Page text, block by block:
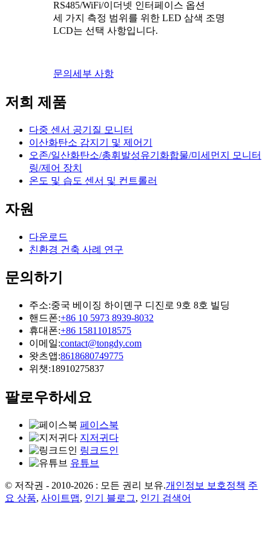
RS485/WiFi/이더넷 인터페이스 옵션
세 가지 측정 범위를 위한 LED 삼색 조명
LCD는 선택 사항입니다.
문의 세부 사항
저희 제품
다중 센서 공기질 모니터
이산화탄소 감지기 및 제어기
오존/일산화탄소/총휘발성유기화합물/미세먼지 모니터
링/제어 장치
온도 및 습도 센서 및 컨트롤러
자원
다운로드
친환경 건축 사례 연구
문의하기
주소:중국 베이징 하이뎬구 디진로 9호 8호 빌딩
핸드폰:+86 10 5973 8939-8032
휴대폰:+86 15811018575
이메일:contact@tongdy.com
왓츠앱:8618680749775
위챗:18910275837
팔로우하세요
페이스북
지저귀다
링크드인
유튜브
© 저작권 - 2010-2026 : 모든 권리 보유.개인정보 보호정책 주
요 상품, 사이트맵, 인기 블로그, 인기 검색어